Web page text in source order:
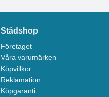
Städshop
Företaget
Våra varumärken
Köpvillkor
Reklamation
Köpgaranti